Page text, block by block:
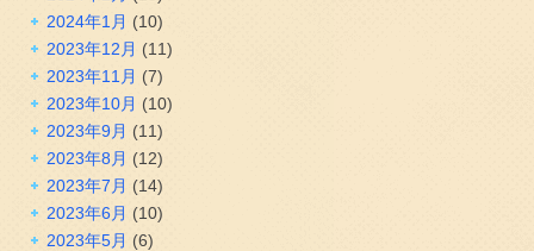
2024年1月 (10)
2023年12月 (11)
2023年11月 (7)
2023年10月 (10)
2023年9月 (11)
2023年8月 (12)
2023年7月 (14)
2023年6月 (10)
2023年5月 (6)